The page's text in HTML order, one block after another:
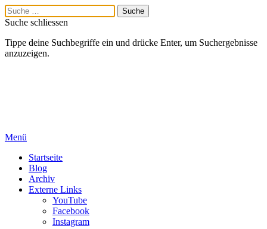
Suche schliessen
Tippe deine Suchbegriffe ein und drücke Enter, um Suchergebnisse
anzuzeigen.
Menü
Startseite
Blog
Archiv
Externe Links
YouTube
Facebook
Instagram